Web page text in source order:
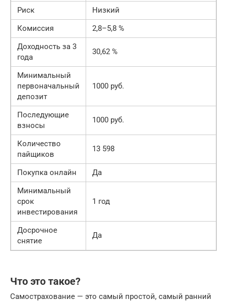
Риск
Низкий
Комиссия
2,8–5,8 %
Доходность за 3
года
30,62 %
Минимальный
первоначальный
депозит
1000 руб.
Последующие
взносы
1000 руб.
Количество
пайщиков
13 598
Покупка онлайн
Да
Минимальный
срок
инвестирования
1 год
Досрочное
снятие
Да
Что это такое?
Самострахование — это самый простой, самый ранний